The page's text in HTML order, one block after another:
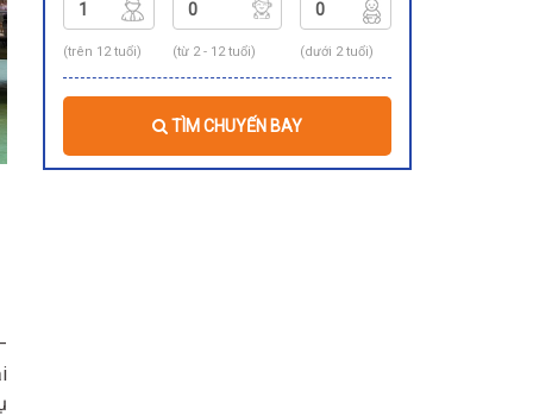
(trên 12 tuổi) (từ 2 - 12 tuổi) (dưới 2 tuổi)
TÌM CHUYẾN BAY